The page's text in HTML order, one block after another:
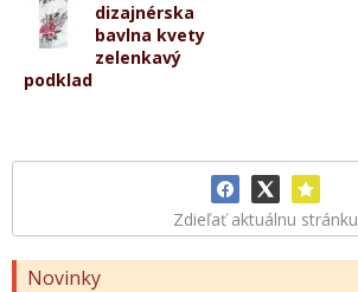
dizajnérska
bavlna kvety
zelenkavý
podklad
Zdieľať aktuálnu stránku
Novinky